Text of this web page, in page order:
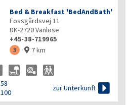
Bed & Breakfast 'BedAndBath'
Fossgårdsvej 11
DK-2720Vanløse
+45-38-719965
3  7 km
58
100
zur Unterkunft 